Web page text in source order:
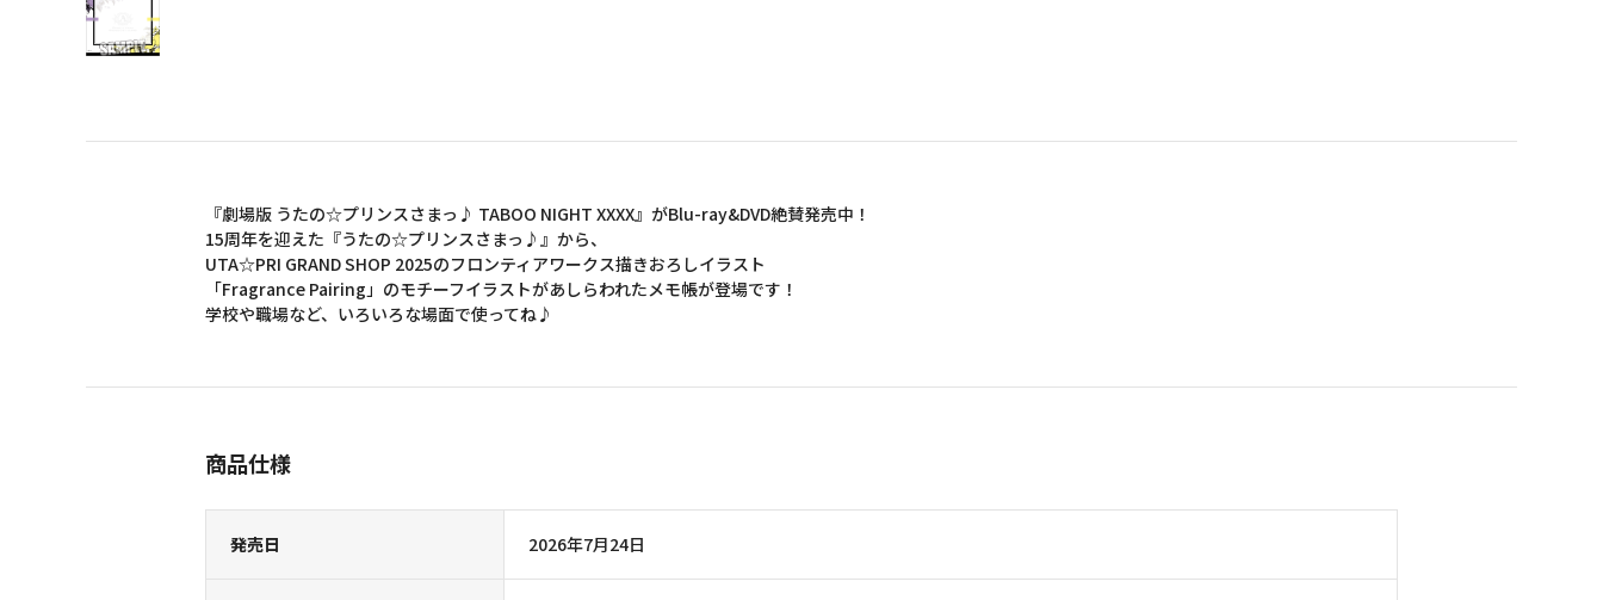
『劇場版 うたの☆プリンスさまっ♪ TABOO NIGHT XXXX』がBlu-ray&DVD絶賛発売中！
15周年を迎えた『うたの☆プリンスさまっ♪』から、
UTA☆PRI GRAND SHOP 2025のフロンティアワークス描きおろしイラスト
「Fragrance Pairing」のモチーフイラストがあしらわれたメモ帳が登場です！
学校や職場など、いろいろな場面で使ってね♪
商品仕様
発売日 2026年7月24日